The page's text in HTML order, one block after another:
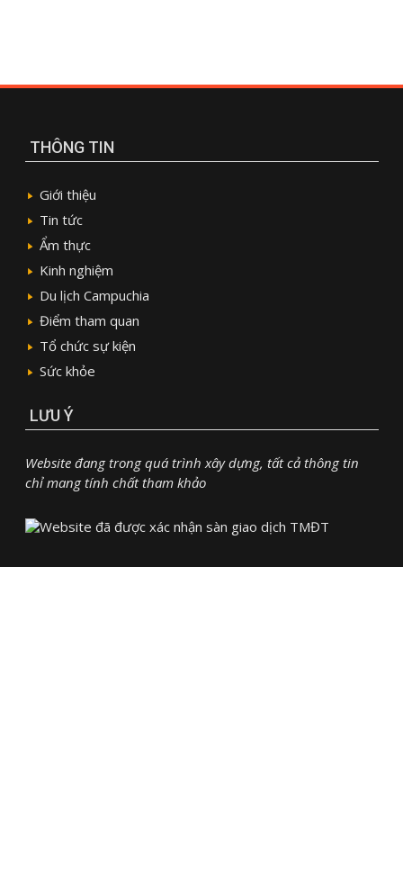
THÔNG TIN
Giới thiệu
Tin tức
Ẩm thực
Kinh nghiệm
Du lịch Campuchia
Điểm tham quan
Tổ chức sự kiện
Sức khỏe
LƯU Ý
Website đang trong quá trình xây dựng, tất cả thông tin
chỉ mang tính chất tham khảo